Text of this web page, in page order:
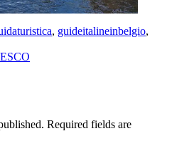
, guideitalineinbelgio,
Required fields are